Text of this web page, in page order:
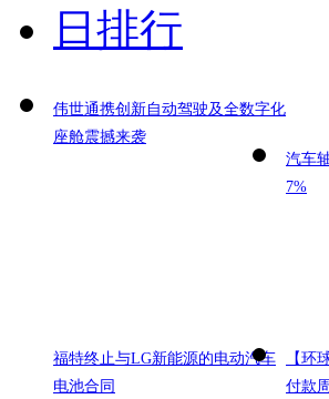
日排行
伟世通携创新自动驾驶及全数字化
座舱震撼来袭
汽车
7%
福特终止与LG新能源的电动汽车
电池合同
【环
付款